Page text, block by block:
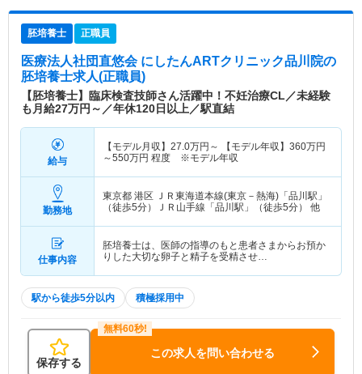
胚培養士 正職員
医療法人社団直悠会 にしたんARTクリニック品川院の
胚培養士求人(正職員)
【胚培養士】臨床検査技師さん活躍中！不妊治療CL／未経験
も月給27万円～／年休120日以上／駅直結
給与
【モデル月収】 27.0万円～ 【モデル年収】 360万円
～550万円 程度 ※モデル年収
勤務地
東京都 港区 ＪＲ東海道本線(東京－熱海)「品川駅」
（徒歩5分）ＪＲ山手線「品川駅」（徒歩5分） 他
仕事内容
胚培養士は、医師の指導のもと患者さまからお預か
りした大切な卵子と精子を受精させ…
駅から徒歩5分以内 積極採用中
保存する
この求人を問い合わせる